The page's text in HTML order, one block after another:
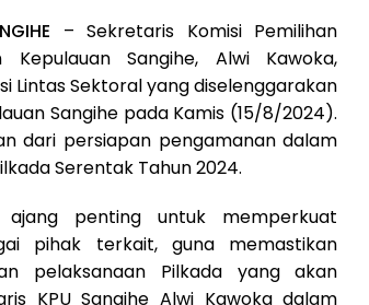
– Sekretaris Komisi Pemilihan
Sangihe, Alwi Kawoka,
Lintas Sektoral yang diselenggarakan
Sangihe pada Kamis (15/8/2024).
dari persiapan pengamanan dalam
Serentak Tahun 2024.
penting untuk memperkuat
pihak terkait, guna memastikan
pelaksanaan Pilkada yang akan
KPU Sangihe Alwi Kawoka dalam